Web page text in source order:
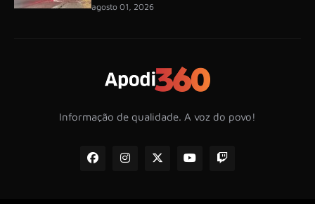
agosto 01, 2026
Informação de qualidade. A voz do povo!